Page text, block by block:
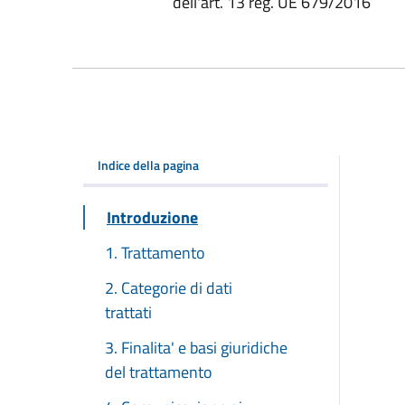
Indice della pagina
Introduzione
1. Trattamento
2. Categorie di dati
trattati
3. Finalita' e basi giuridiche
del trattamento